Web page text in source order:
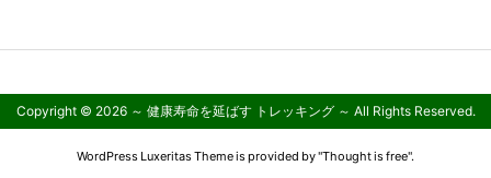
Copyright © 2026 ～ 健康寿命を延ばす トレッキング ～ All Rights Reserved.
WordPress Luxeritas Theme is provided by "Thought is free".